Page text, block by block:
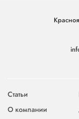
Статьи
О компании